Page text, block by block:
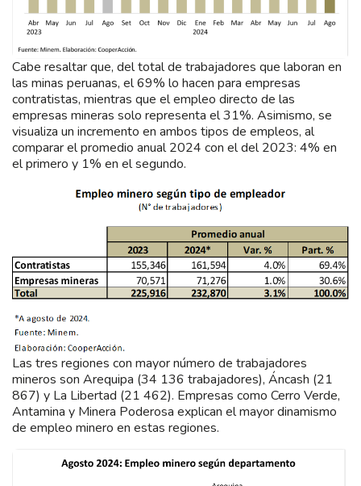
Cabe resaltar que, del total de trabajadores que laboran en
las minas peruanas, el 69% lo hacen para empresas
contratistas, mientras que el empleo directo de las
empresas mineras solo representa el 31%. Asimismo, se
visualiza un incremento en ambos tipos de empleos, al
comparar el promedio anual 2024 con el del 2023: 4% en
el primero y 1% en el segundo.
Las tres regiones con mayor número de trabajadores
mineros son Arequipa (34 136 trabajadores), Áncash (21
867) y La Libertad (21 462). Empresas como Cerro Verde,
Antamina y Minera Poderosa explican el mayor dinamismo
de empleo minero en estas regiones.